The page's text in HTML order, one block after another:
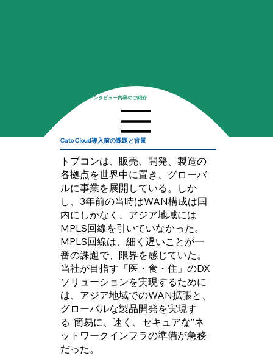
インタビュー内容のご紹介
Cato Cloud導入前の課題と背景
トプコンは、販売、開発、製造の
各拠点を世界中に置き、グローバ
ルに事業を展開している。しか
し、3年前の当時はWAN構成は国
内にしかなく、アジア地域には
MPLS回線を引いていなかった。
MPLS回線は、細く遅いことが一
番の課題で、限界を感じていた。
当社が目指す「医・食・住」のDX
ソリューションを実現するために
は、アジア地域でのWAN拡張と、
グローバルな製品開発を実現す
る”簡易に、速く、セキュアな”ネ
ットワークインフラの準備が急務
だった。